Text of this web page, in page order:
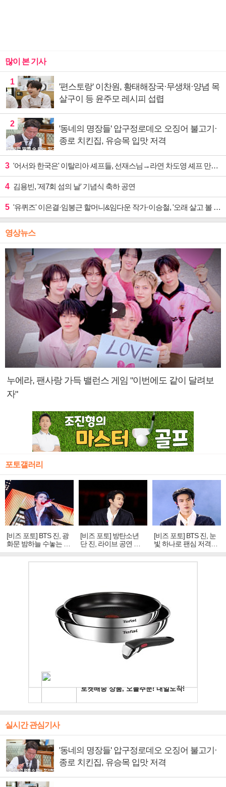
많이 본 기사
1
'편스토랑' 이찬원, 황태해장국·무생채·양념 목
살구이 등 윤주모 레시피 섭렵
2
'동네의 명장들' 압구정로데오 오징어 불고기·
종로 치킨집, 유승목 입맛 저격
3 '어서와 한국은' 이탈리아 셰프들, 선재스님→라연 차도영 셰프 만난다
4 김용빈, '제7회 섬의 날' 기념식 축하 공연
5 '유퀴즈' 이은결·임봉근 할머니&임다운 작가·이승철, '오래 살고 볼 일' 특집 출격
영상뉴스
누에라, 팬사랑 가득 밸런스 게임 "이번에도 같이 달려보
자"
포토갤러리
[비즈 포토] BTS 진, 광
화문 밤하늘 수놓는 '비
주얼 킹'의 열창
[비즈 포토] 방탄소년
단 진, 라이브 공연 중
빛나는 독보적 아우라
[비즈 포토] BTS 진, 눈
빛 하나로 팬심 저격…
독보적 카리스마
실시간 관심기사
'동네의 명장들' 압구정로데오 오징어 불고기·
종로 치킨집, 유승목 입맛 저격